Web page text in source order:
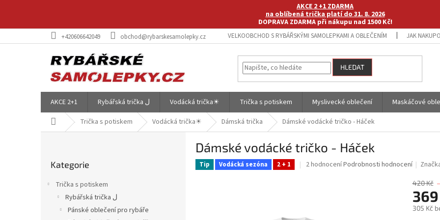
AKCE 2 +1 ZDARMA
na oblíbená trička platí do 31. 8. 2026
DOPRAVA ZDARMA při nákupu nad 1500 Kč!
+420606642049 obchod@rybarskesamolepky.cz VELKOOBCHOD S RYBÁŘSKÝMI SAMOLEPKAMI A OBLEČENÍM JAK
HLEDAT
AKCE 2+1 Rybářská trička ل Vodácká trička☀ Trička s potiskem Myslivecké oblečení Maskáčové
Domů Trička s potiskem Vodácká trička☀ Dámská trička Dámské vodácké tričko - Háček
kategorie
Kategorie
Trička s potiskem
Rybářská trička ل
Pánské oblečení pro rybáře
Dámské vodácké tričko - Háček
Tip Vodácká sezóna 2 + 1
Průměrné
2 hodnoceníPodrobnosti hodnocení
420 Kč
305 Kč